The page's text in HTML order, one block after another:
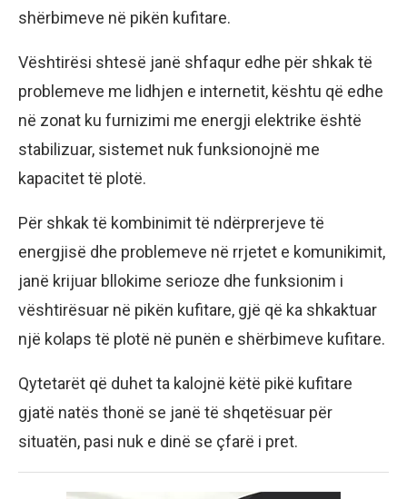
shërbimeve në pikën kufitare.
Vështirësi shtesë janë shfaqur edhe për shkak të
problemeve me lidhjen e internetit, kështu që edhe
në zonat ku furnizimi me energji elektrike është
stabilizuar, sistemet nuk funksionojnë me
kapacitet të plotë.
Për shkak të kombinimit të ndërprerjeve të
energjisë dhe problemeve në rrjetet e komunikimit,
janë krijuar bllokime serioze dhe funksionim i
vështirësuar në pikën kufitare, gjë që ka shkaktuar
një kolaps të plotë në punën e shërbimeve kufitare.
Qytetarët që duhet ta kalojnë këtë pikë kufitare
gjatë natës thonë se janë të shqetësuar për
situatën, pasi nuk e dinë se çfarë i pret.